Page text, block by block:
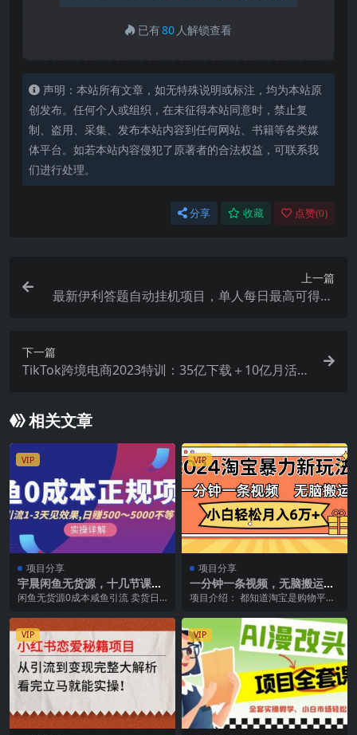
已有80 人解锁查看
声明：本站所有文章，如无特殊说明或标注，均为本站原
创发布。任何个人或组织，在未征得本站同意时，禁止复
制、盗用、采集、发布本站内容到任何网站、书籍等各类媒
体平台。如若本站内容侵犯了原著者的合法权益，可联系我
们进行处理。
分享 收藏 点赞(0)
上一篇
最新伊利答题自动挂机项目，单人每日最高可得20
下一篇
TikTok跨境电商2023特训：35亿下载＋10亿月活，
相关文章
VIP
项目分享
宇晨闲鱼无货源，十几节课程
丰富讲诉闲鱼卖货技巧，价值
闲鱼无货源0成本咸鱼引流 卖货日
的比较多，...
VIP
项目分享
一分钟一条视频，无脑搬运，
小白轻松月入6万+2024淘宝暴
项目介绍： 都知道淘宝是购物平
淘宝也不甘落后，想分...
VIP VIP